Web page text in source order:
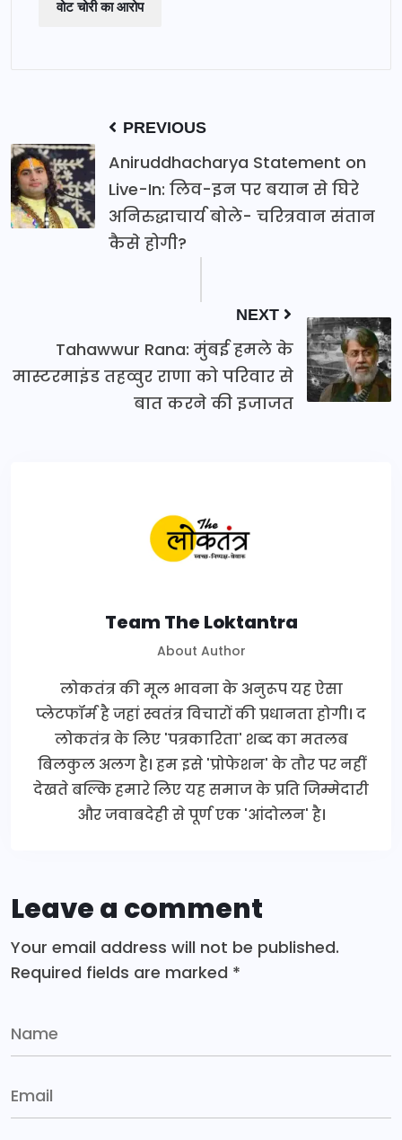
वोट चोरी का आरोप
PREVIOUS
Aniruddhacharya Statement on
Live-In: लिव-इन पर बयान से घिरे
अनिरुद्धाचार्य बोले- चरित्रवान संतान
कैसे होगी?
NEXT
Tahawwur Rana: मुंबई हमले के
मास्टरमाइंड तहव्वुर राणा को परिवार से
बात करने की इजाजत
Team The Loktantra
About Author
लोकतंत्र की मूल भावना के अनुरूप यह ऐसा
प्लेटफॉर्म है जहां स्वतंत्र विचारों की प्रधानता होगी। द
लोकतंत्र के लिए 'पत्रकारिता' शब्द का मतलब
बिलकुल अलग है। हम इसे 'प्रोफेशन' के तौर पर नहीं
देखते बल्कि हमारे लिए यह समाज के प्रति जिम्मेदारी
और जवाबदेही से पूर्ण एक 'आंदोलन' है।
Leave a comment
Your email address will not be published.
Required fields are marked *